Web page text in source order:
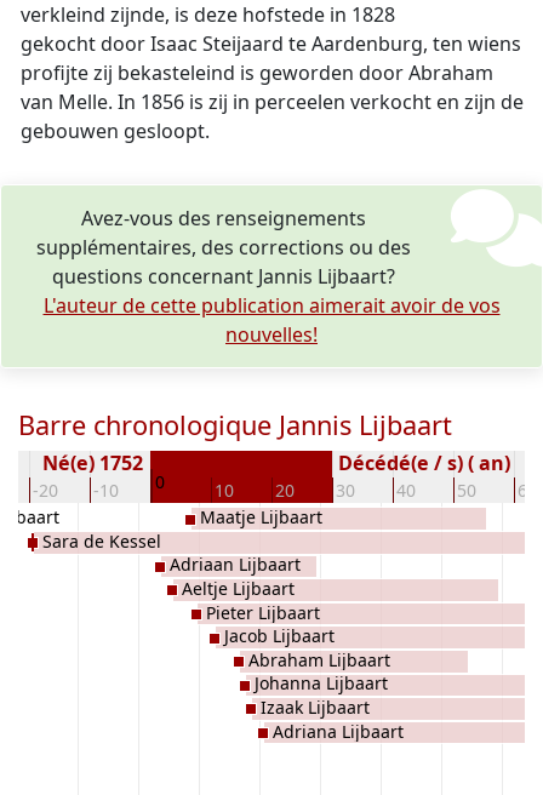
verkleind zijnde, is deze hofstede in 1828
gekocht door Isaac Steijaard te Aardenburg, ten wiens
profijte zij bekasteleind is geworden door Abraham
van Melle. In 1856 is zij in perceelen verkocht en zijn de
gebouwen gesloopt.
Avez-vous des renseignements
supplémentaires, des corrections ou des
questions concernant Jannis Lijbaart?
L'auteur de cette publication aimerait avoir de vos
nouvelles!
Barre chronologique Jannis Lijbaart
-20 -10 0 10 20 30 40 50 60
Né(e) 1752 Décédé(e / s) ( an)
Sara de Kessel
Adriaan Lijbaart
Aeltje Lijbaart
Maatje Lijbaart
Pieter Lijbaart
Jacob Lijbaart
Abraham Lijbaart
Johanna Lijbaart
Izaak Lijbaart
Adriana Lijbaart